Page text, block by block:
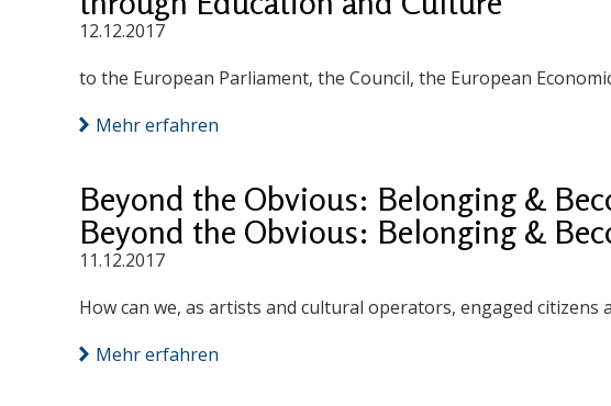
12.12.2017
to the European Parliament, the Council, the European
Mehr erfahren
Beyond the Obvious: Belonging &
Beyond the Obvious: Belonging &
11.12.2017
How can we, as artists and cultural operators, engaged
Mehr erfahren